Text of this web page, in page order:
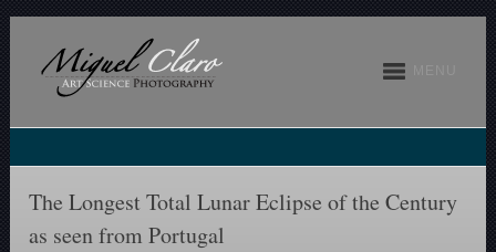
The Longest Total Lunar Eclipse of the Century
as seen from Portugal